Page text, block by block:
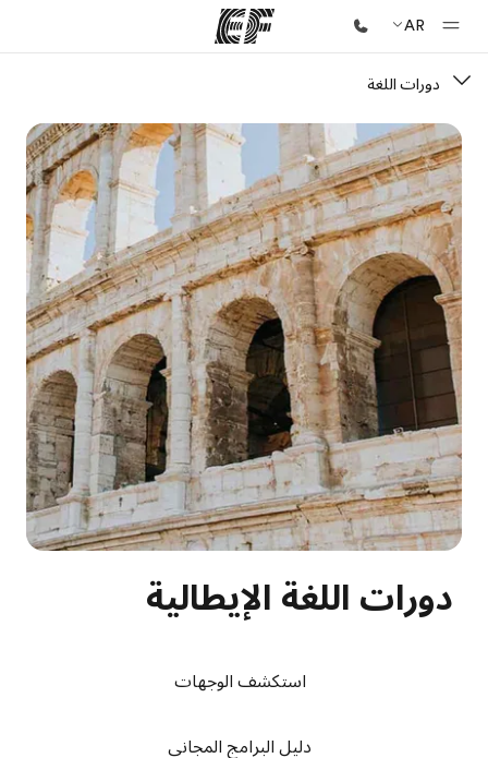
AR
أهلا بكم في إي أف
برامج
شاهد كل ما نقوم به
مكاتب
أعثر على مكتب قريب منك
نبذة عنا
من نحن
وظائف
إنضم إلى الفريق
دورات اللغة
دورات اللغة الإيطالية
استكشف الوجهات
دليل البرامج المجاني